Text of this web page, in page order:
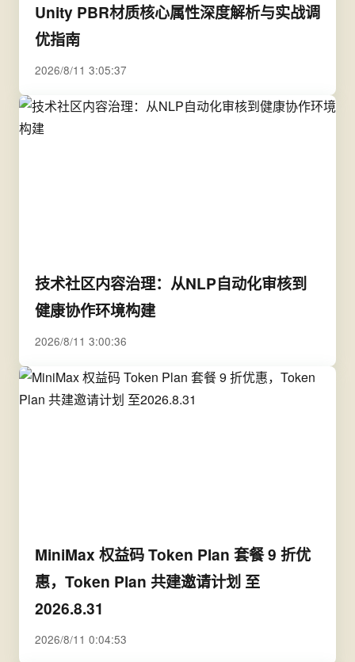
Unity PBR材质核心属性深度解析与实战调
优指南
2026/8/11 3:05:37
技术社区内容治理：从NLP自动化审核到
健康协作环境构建
2026/8/11 3:00:36
MiniMax 权益码 Token Plan 套餐 9 折优
惠，Token Plan 共建邀请计划 至
2026.8.31
2026/8/11 0:04:53